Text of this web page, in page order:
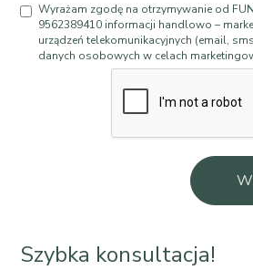
Wyrażam zgodę na otrzymywanie od
9562389410 informacji handlowo –
urządzeń telekomunikacyjnych (email,
danych osobowych w celach
Szybka konsultacja!